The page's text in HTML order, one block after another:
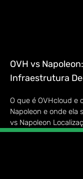
OVH vs
Infraestrutura
O que é OVHcloud e
Napoleon e onde ela
vs Napoleon